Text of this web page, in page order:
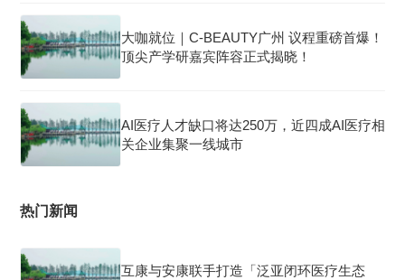
大咖就位｜C-BEAUTY广州 议程重磅首爆！
顶尖产学研嘉宾阵容正式揭晓！
AI医疗人才缺口将达250万，近四成AI医疗相
关企业集聚一线城市
热门新闻
互康与安康联手打造「泛亚闭环医疗生态